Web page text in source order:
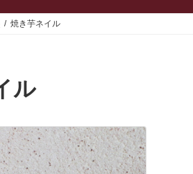
焼き芋ネイル
ル